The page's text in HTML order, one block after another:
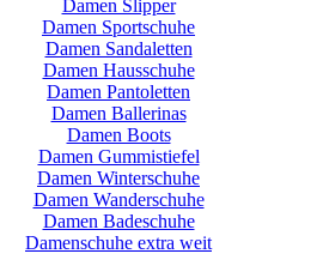
Damen Slipper
Damen Sportschuhe
Damen Sandaletten
Damen Hausschuhe
Damen Pantoletten
Damen Ballerinas
Damen Boots
Damen Gummistiefel
Damen Winterschuhe
Damen Wanderschuhe
Damen Badeschuhe
Damenschuhe extra weit